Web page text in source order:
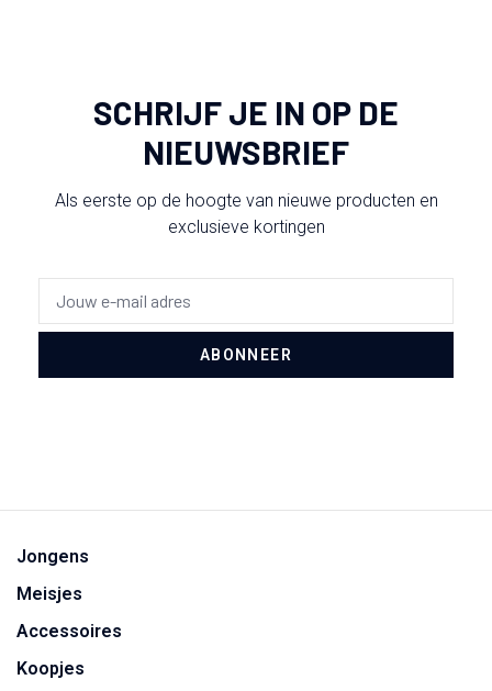
SCHRIJF JE IN OP DE
NIEUWSBRIEF
Als eerste op de hoogte van nieuwe producten en
exclusieve kortingen
ABONNEER
Jongens
Meisjes
Accessoires
Koopjes